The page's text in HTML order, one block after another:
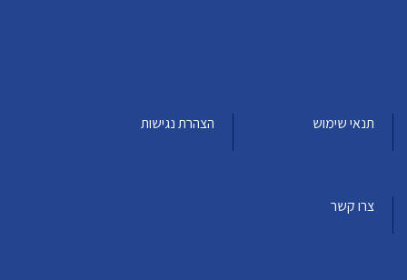
תנאי שימוש הצהרת נגישות
צרו קשר